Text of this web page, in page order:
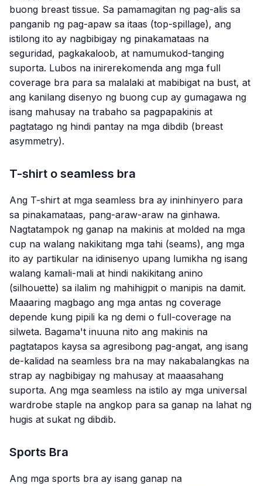
buong breast tissue. Sa pamamagitan ng pag-alis sa
panganib ng pag-apaw sa itaas (top-spillage), ang
istilong ito ay nagbibigay ng pinakamataas na
seguridad, pagkakaloob, at namumukod-tanging
suporta. Lubos na inirerekomenda ang mga full
coverage bra para sa malalaki at mabibigat na bust, at
ang kanilang disenyo ng buong cup ay gumagawa ng
isang mahusay na trabaho sa pagpapakinis at
pagtatago ng hindi pantay na mga dibdib (breast
asymmetry).
T-shirt o seamless bra
Ang T-shirt at mga seamless bra ay ininhinyero para
sa pinakamataas, pang-araw-araw na ginhawa.
Nagtatampok ng ganap na makinis at molded na mga
cup na walang nakikitang mga tahi (seams), ang mga
ito ay partikular na idinisenyo upang lumikha ng isang
walang kamali-mali at hindi nakikitang anino
(silhouette) sa ilalim ng mahihigpit o manipis na damit.
Maaaring magbago ang mga antas ng coverage
depende kung pipili ka ng demi o full-coverage na
silweta. Bagama't inuuna nito ang makinis na
pagtatapos kaysa sa agresibong pag-angat, ang isang
de-kalidad na seamless bra na may nakabalangkas na
strap ay nagbibigay ng mahusay at maaasahang
suporta. Ang mga seamless na istilo ay mga universal
wardrobe staple na angkop para sa ganap na lahat ng
hugis at sukat ng dibdib.
Sports Bra
Ang mga sports bra ay isang ganap na